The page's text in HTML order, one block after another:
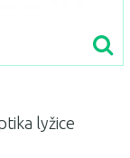
lyžice